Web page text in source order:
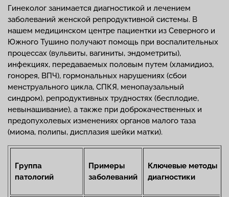
Гинеколог занимается диагностикой и лечением
заболеваний женской репродуктивной системы. В
нашем медицинском центре пациентки из Северного и
Южного Тушино получают помощь при воспалительных
процессах (вульвиты, вагиниты, эндометриты),
инфекциях, передаваемых половым путем (хламидиоз,
гонорея, ВПЧ), гормональных нарушениях (сбои
менструального цикла, СПКЯ, менопаузальный
синдром), репродуктивных трудностях (бесплодие,
невынашивание), а также при доброкачественных и
предопухолевых изменениях органов малого таза
(миома, полипы, дисплазия шейки матки).
Группа
патологий
Примеры
заболеваний
Ключевые методы
диагностики